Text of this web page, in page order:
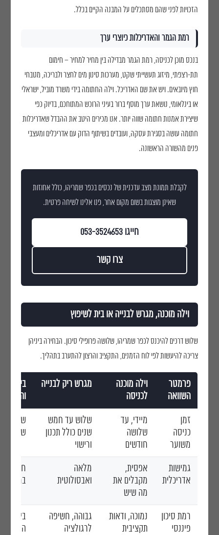
הזכויות לפני שהם מסתכלים על המבנה הקיים בכלל.
רמת הגמר והאדריכלות כיוצרי ערך
בנכס מוכן לכניסה, רמת הגמר מבדילה בין מחיר למחיר – חימום
תת-רצפתי, מיזוג תעשייתי שקט, מערכות סינון מים לחצר ולבריכה, מטבחי
חוץ מיובאים. ויש את שם האדריכל. וילה החתומה בידי משרד מוביל, ישראלי
או בינלאומי, נושאת ערך מוסף ברור בעיני הרוכש המתוחכם, בדיוק כפי
שיצירת אמנות חתומה שווה יותר. אנו מכירים היטב את ההבדל שאדריכלות
חתומה עושה בסגירת עסקה, ועובדים בשיתוף הדוק עם אדריכלים ומעצבי
פנים מהשורה הראשונה.
לקבלת תמונת מצב עדכנית של נכסים בכפר שמריהו, כולל אחוזות
שאינן מוצגות בשום מקום אחר, פנו אלינו לשיחה פרטית.
חייגו 053-3524653
צרו קשר
וילה מוכנה, מגרש לבנייה או בית לשיפוץ
שלוש דרכים להיכנס לכפר שמריהו, שלושה פרופילי סיכון. הבחירה ביניהן
צריכה להיעשות לפי לוח הזמנים, התקציב והרצון להתערב בתהליך.
פרמטר
השוואה
וילה מוכנה
לכניסה
מגרש ריק לבנייה
בית ישן
והרחבה
זמן
כניסה
משוער
מיידי, עד
שלושה
חודשים
שלוש עד חמש
שנים כולל תכנון
ורישוי
שנה
שלוש
גמישות
אדריכלית
אפסית,
מקבלים את
מה שיש
מלאה
ואבסולוטית
חלקית,
במבנה
רמת סיכון
פיננסי
נמוכה, ודאות
תקציבית
גבוהה, חשיפה
לרגולציה
בינונית
הפתעות